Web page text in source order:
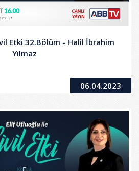
Etki 32.Bölüm - Halil İbrahim
Yılmaz
06.04.2023